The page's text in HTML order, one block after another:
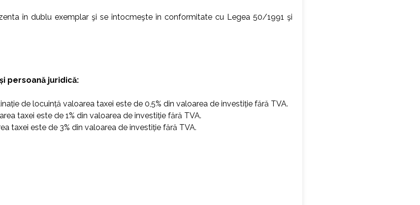
în dublu exemplar şi se întocmeşte în conformitate cu Legea 50/1991 şi
persoană juridică:
de locuință valoarea taxei este de 0,5% din valoarea de investiție fără TVA.
taxei este de 1% din valoarea de investiție fără TVA.
taxei este de 3% din valoarea de investiție fără TVA.